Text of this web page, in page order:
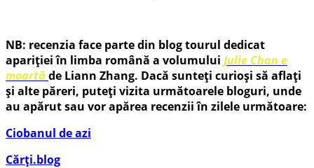
NB: recenzia face parte din blog tourul dedicat
apariției în limba română a volumului Julie Chan e
moartăde Liann Zhang. Dacă sunteți curioși să aflați
și alte păreri, puteți vizita următoarele bloguri, unde
au apărut sau vor apărea recenzii în zilele următoare:
Ciobanul de azi
Cărți.blog